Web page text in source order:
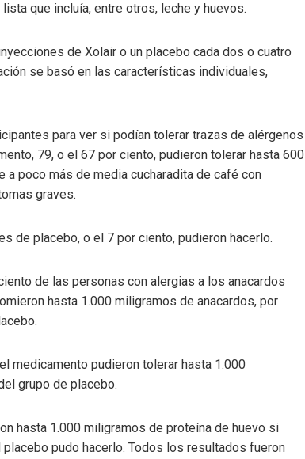
que incluía, entre otros, leche y huevos.
de Xolair o un placebo cada dos o cuatro
se basó en las características individuales,
para ver si podían tolerar trazas de alérgenos
79, o el 67 por ciento, pudieron tolerar hasta 600
poco más de media cucharadita de café con
graves.
de placebo, o el 7 por ciento, pudieron hacerlo.
de las personas con alergias a los anacardos
hasta 1.000 miligramos de anacardos, por
medicamento pudieron tolerar hasta 1.000
grupo de placebo.
hasta 1.000 miligramos de proteína de huevo si
pudo hacerlo. Todos los resultados fueron